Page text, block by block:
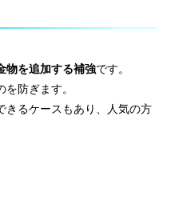
物を追加する補強です。
防ぎます。
きるケースもあり、人気の方